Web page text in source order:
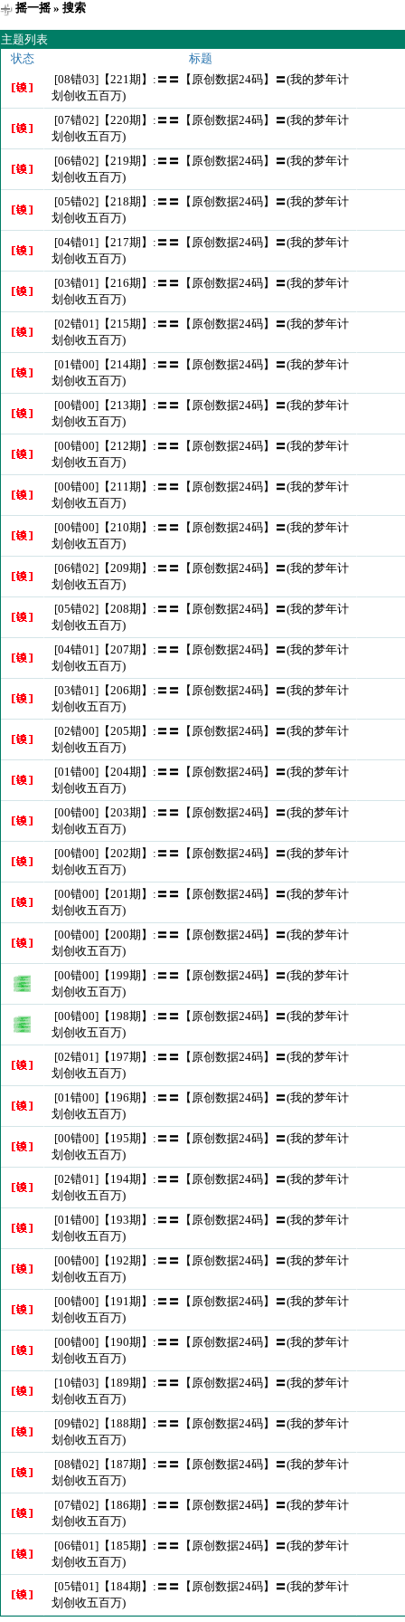
摇一摇» 搜索
主题列表
状态
标题
[08错03]【221期】:〓〓【原创数据24码】〓(我的梦年计
划创收五百万)
[07错02]【220期】:〓〓【原创数据24码】〓(我的梦年计
划创收五百万)
[06错02]【219期】:〓〓【原创数据24码】〓(我的梦年计
划创收五百万)
[05错02]【218期】:〓〓【原创数据24码】〓(我的梦年计
划创收五百万)
[04错01]【217期】:〓〓【原创数据24码】〓(我的梦年计
划创收五百万)
[03错01]【216期】:〓〓【原创数据24码】〓(我的梦年计
划创收五百万)
[02错01]【215期】:〓〓【原创数据24码】〓(我的梦年计
划创收五百万)
[01错00]【214期】:〓〓【原创数据24码】〓(我的梦年计
划创收五百万)
[00错00]【213期】:〓〓【原创数据24码】〓(我的梦年计
划创收五百万)
[00错00]【212期】:〓〓【原创数据24码】〓(我的梦年计
划创收五百万)
[00错00]【211期】:〓〓【原创数据24码】〓(我的梦年计
划创收五百万)
[00错00]【210期】:〓〓【原创数据24码】〓(我的梦年计
划创收五百万)
[06错02]【209期】:〓〓【原创数据24码】〓(我的梦年计
划创收五百万)
[05错02]【208期】:〓〓【原创数据24码】〓(我的梦年计
划创收五百万)
[04错01]【207期】:〓〓【原创数据24码】〓(我的梦年计
划创收五百万)
[03错01]【206期】:〓〓【原创数据24码】〓(我的梦年计
划创收五百万)
[02错00]【205期】:〓〓【原创数据24码】〓(我的梦年计
划创收五百万)
[01错00]【204期】:〓〓【原创数据24码】〓(我的梦年计
划创收五百万)
[00错00]【203期】:〓〓【原创数据24码】〓(我的梦年计
划创收五百万)
[00错00]【202期】:〓〓【原创数据24码】〓(我的梦年计
划创收五百万)
[00错00]【201期】:〓〓【原创数据24码】〓(我的梦年计
划创收五百万)
[00错00]【200期】:〓〓【原创数据24码】〓(我的梦年计
划创收五百万)
[00错00]【199期】:〓〓【原创数据24码】〓(我的梦年计
划创收五百万)
[00错00]【198期】:〓〓【原创数据24码】〓(我的梦年计
划创收五百万)
[02错01]【197期】:〓〓【原创数据24码】〓(我的梦年计
划创收五百万)
[01错00]【196期】:〓〓【原创数据24码】〓(我的梦年计
划创收五百万)
[00错00]【195期】:〓〓【原创数据24码】〓(我的梦年计
划创收五百万)
[02错01]【194期】:〓〓【原创数据24码】〓(我的梦年计
划创收五百万)
[01错00]【193期】:〓〓【原创数据24码】〓(我的梦年计
划创收五百万)
[00错00]【192期】:〓〓【原创数据24码】〓(我的梦年计
划创收五百万)
[00错00]【191期】:〓〓【原创数据24码】〓(我的梦年计
划创收五百万)
[00错00]【190期】:〓〓【原创数据24码】〓(我的梦年计
划创收五百万)
[10错03]【189期】:〓〓【原创数据24码】〓(我的梦年计
划创收五百万)
[09错02]【188期】:〓〓【原创数据24码】〓(我的梦年计
划创收五百万)
[08错02]【187期】:〓〓【原创数据24码】〓(我的梦年计
划创收五百万)
[07错02]【186期】:〓〓【原创数据24码】〓(我的梦年计
划创收五百万)
[06错01]【185期】:〓〓【原创数据24码】〓(我的梦年计
划创收五百万)
[05错01]【184期】:〓〓【原创数据24码】〓(我的梦年计
划创收五百万)